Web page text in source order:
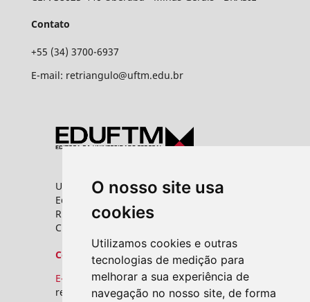
O nosso site usa
cookies
Utilizamos cookies e outras
tecnologias de medição para
melhorar a sua experiência de
navegação no nosso site, de forma
Contato
+55 (34) 3700-6937
E-mail: retriangulo@uftm.edu.br
Universidade Federal do Triângulo Mineiro
Editora UFTM
Rua Vigário Carlos, 100 - Bairro Abadia
CEP: 38025-350 - Uberaba/MG
Contato
E-mail:
revistas.seer@uftm.edu.br